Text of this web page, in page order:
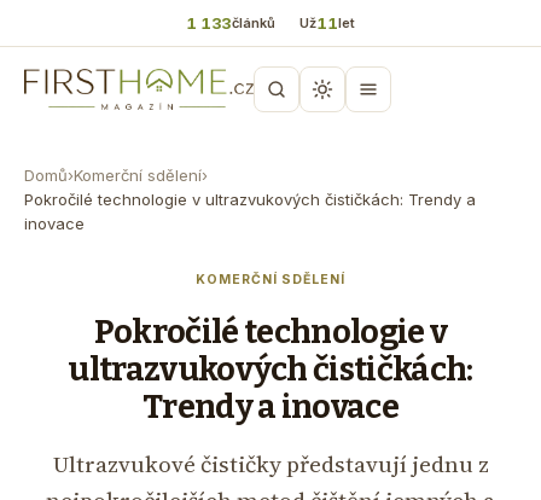
1 133článků Už11let
Domů›Komerční sdělení›
Pokročilé technologie v ultrazvukových čističkách: Trendy a
inovace
KOMERČNÍ SDĚLENÍ
Pokročilé technologie v
ultrazvukových čističkách:
Trendy a inovace
Ultrazvukové čističky představují jednu z